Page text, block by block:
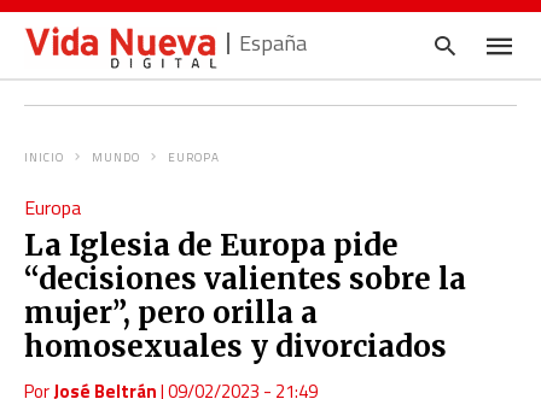
España
INICIO MUNDO EUROPA
Europa
La Iglesia de Europa pide
“decisiones valientes sobre la
mujer”, pero orilla a
homosexuales y divorciados
PorJosé Beltrán|09/02/2023 - 21:49